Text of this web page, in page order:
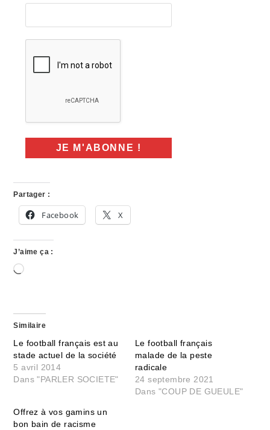
Partager :
Facebook X
J’aime ça :
Chargement…
Similaire
Le football français est au
stade actuel de la société
5 avril 2014
Dans "PARLER SOCIETE"
Le football français
malade de la peste
radicale
24 septembre 2021
Dans "COUP DE GUEULE"
Offrez à vos gamins un
bon bain de racisme